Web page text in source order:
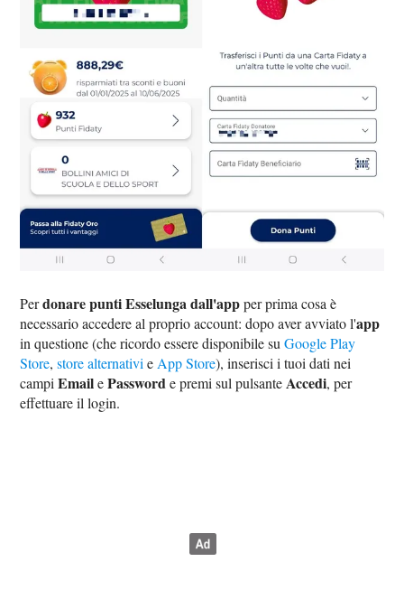
Perdonare punti Esselunga dall'appper prima cosa è
necessario accedere al proprio account: dopo aver avviato l'app
in questione (che ricordo essere disponibile suGoogle Play
Store,store alternativi e App Store), inserisci i tuoi dati nei
campiEmailePassworde premi sul pulsante Accedi, per
effettuare il login.